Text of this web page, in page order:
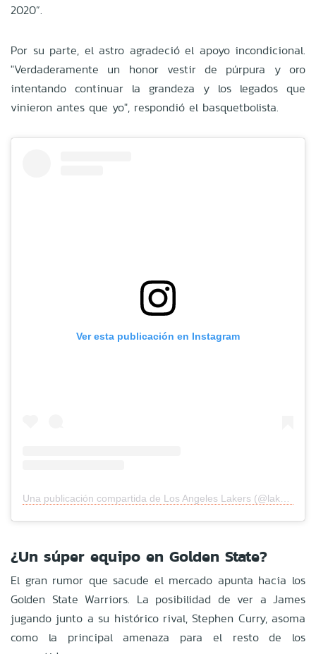
2020”.
Por su parte, el astro agradeció el apoyo incondicional.
"Verdaderamente un honor vestir de púrpura y oro
intentando continuar la grandeza y los legados que
vinieron antes que yo", respondió el basquetbolista.
Ver esta publicación en Instagram
¿Un súper equipo en Golden State?
El gran rumor que sacude el mercado apunta hacia los
Golden State Warriors. La posibilidad de ver a James
jugando junto a su histórico rival, Stephen Curry, asoma
como la principal amenaza para el resto de los